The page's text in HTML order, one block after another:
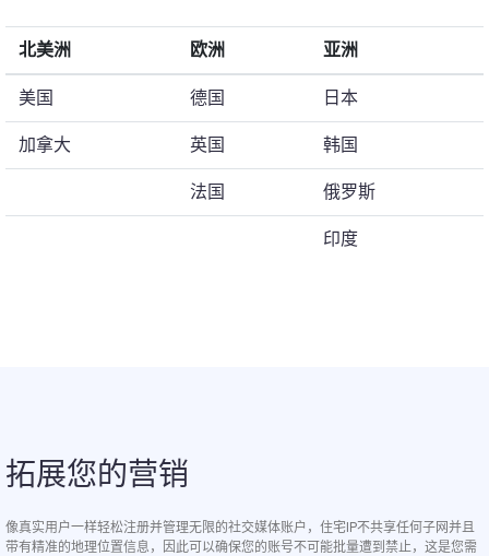
北美洲 欧洲 亚洲
美国 德国 日本
加拿大 英国 韩国
法国 俄罗斯
印度
拓展您的营销
像真实用户一样轻松注册并管理无限的社交媒体账户，住宅IP不共享任何子网并且
带有精准的地理位置信息，因此可以确保您的账号不可能批量遭到禁止，这是您需